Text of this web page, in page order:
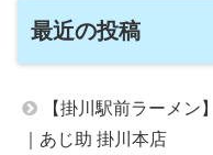
最近の投稿
【掛川駅前ラーメ
｜あじ助 掛川本店